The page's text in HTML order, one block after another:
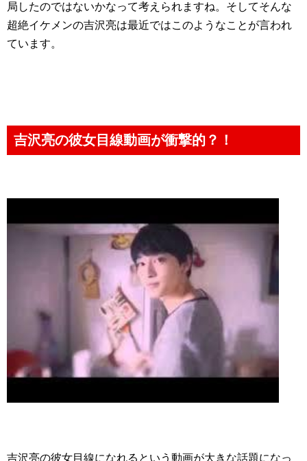
局したのではないかなって考えられますね。そしてそんな
超絶イケメンの吉沢亮は最近ではこのようなことが言われ
ています。
吉沢亮の彼女目線動画が衝撃的？！
吉沢亮の彼女目線になれるという動画が大きな話題になっ